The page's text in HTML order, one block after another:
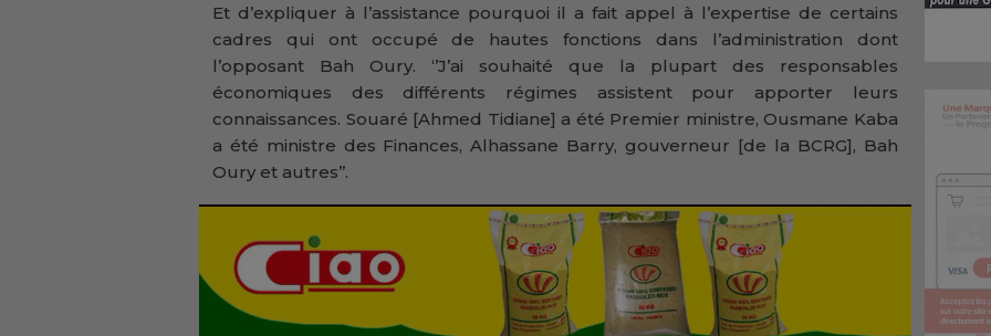
Et d’expliquer à l’assistance pourquoi il a fait appel à l’expertise de certains
cadres qui ont occupé de hautes fonctions dans l’administration dont
l’opposant Bah Oury. ‘’J’ai souhaité que la plupart des responsables
économiques des différents régimes assistent pour apporter leurs
connaissances. Souaré [Ahmed Tidiane] a été Premier ministre, Ousmane Kaba
a été ministre des Finances, Alhassane Barry, gouverneur [de la BCRG], Bah
Oury et autres’’.